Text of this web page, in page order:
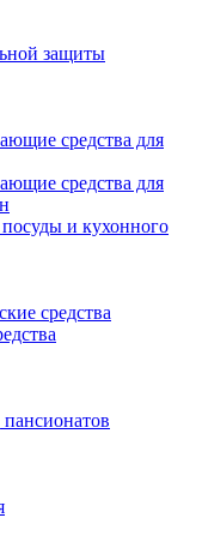
защиты
средства для
средства для
и кухонного
средства